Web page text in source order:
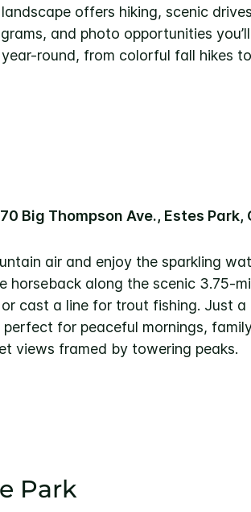
offers hiking, scenic
and photo opportunities
round, from colorful fall hikes
Big Thompson Ave., Estes Park,
air and enjoy the sparkling
horseback along the scenic 3.75-
cast a line for trout fishing. Just a
for peaceful mornings,
views framed by towering peaks.
Park